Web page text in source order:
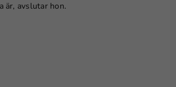
är, avslutar hon.